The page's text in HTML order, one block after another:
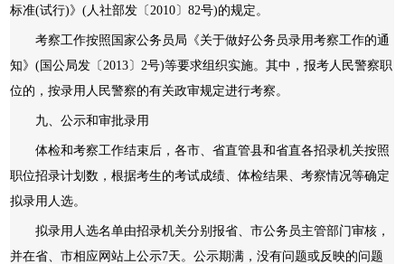
标准(试行)》(人社部发〔2010〕82号)的规定。
考察工作按照国家公务员局《关于做好公务员录用考察工作的通
知》(国公局发〔2013〕2号)等要求组织实施。其中，报考人民警察职
位的，按录用人民警察的有关政审规定进行考察。
九、公示和审批录用
体检和考察工作结束后，各市、省直管县和省直各招录机关按照
职位招录计划数，根据考生的考试成绩、体检结果、考察情况等确定
拟录用人选。
拟录用人选名单由招录机关分别报省、市公务员主管部门审核，
并在省、市相应网站上公示7天。公示期满，没有问题或反映的问题